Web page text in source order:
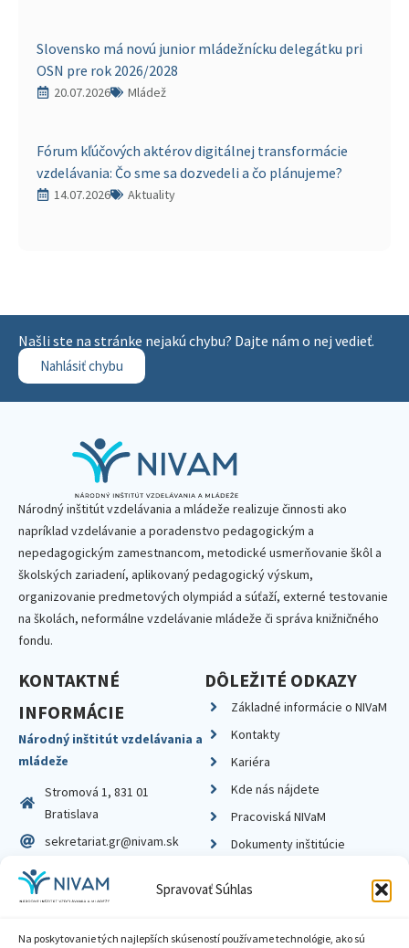
Spravovať Súhlas
Na poskytovanie tých najlepších skúseností používame technológie, ako sú
Slovensko má novú junior mládežnícku delegátku pri
OSN pre rok 2026/2028
20.07.2026 Mládež
Fórum kľúčových aktérov digitálnej transformácie
vzdelávania: Čo sme sa dozvedeli a čo plánujeme?
14.07.2026 Aktuality
Našli ste na stránke nejakú chybu? Dajte nám o nej vedieť.
Nahlásiť chybu
Národný inštitút vzdelávania a mládeže realizuje činnosti ako
napríklad vzdelávanie a poradenstvo pedagogickým a
nepedagogickým zamestnancom, metodické usmerňovanie škôl a
školských zariadení, aplikovaný pedagogický výskum,
organizovanie predmetových olympiád a súťaží, externé testovanie
na školách, neformálne vzdelávanie mládeže či správa knižničného
fondu.
KONTAKTNÉ
INFORMÁCIE
Národný inštitút vzdelávania a
mládeže
Stromová 1, 831 01
Bratislava
sekretariat.gr@nivam.sk
IČO: 00164348
DIČ: 2020798714
DÔLEŽITÉ ODKAZY
Základné informácie o NIVaM
Kontakty
Kariéra
Kde nás nájdete
Pracoviská NIVaM
Dokumenty inštitúcie